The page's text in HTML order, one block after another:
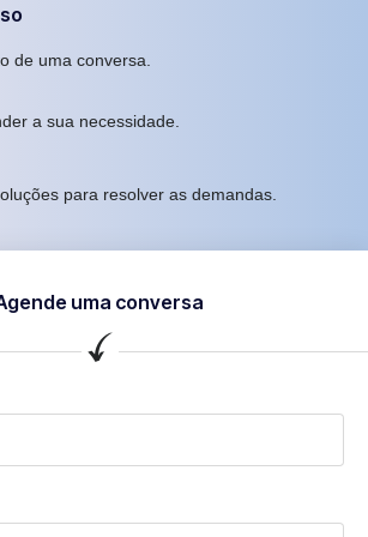
de uma conversa.
a sua necessidade.
para resolver as demandas.
uma conversa